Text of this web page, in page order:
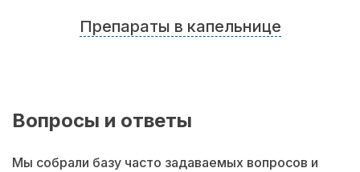
Препараты в капельнице
Вопросы и ответы
Мы собрали базу часто задаваемых вопросов и